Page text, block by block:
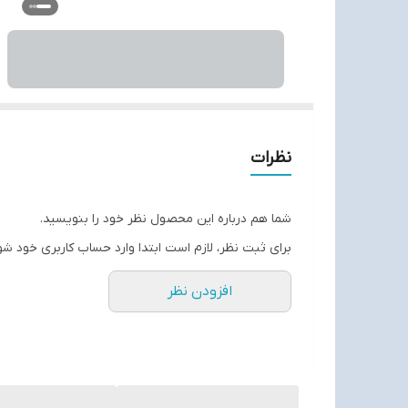
نظرات
شما هم درباره این محصول نظر خود را بنویسید.
برای ثبت نظر، لازم است ابتدا وارد حساب کاربری خود
افزودن نظر